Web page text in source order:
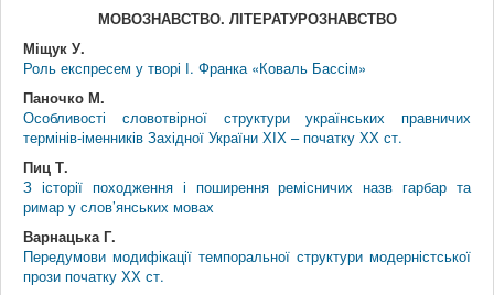
МОВОЗНАВСТВО. ЛІТЕРАТУРОЗНАВСТВО
Міщук У.
Роль експресем у творі І. Франка «Коваль Бассім»
Паночко М.
Особливості словотвірної структури українських правничих
термінів-іменників Західної України ХІХ – початку ХХ ст.
Пиц Т.
З історії походження і поширення ремісничих назв гарбар та
римар у слов’янських мовах
Варнацька Г.
Передумови модифікації темпоральної структури модерністської
прози початку ХХ ст.